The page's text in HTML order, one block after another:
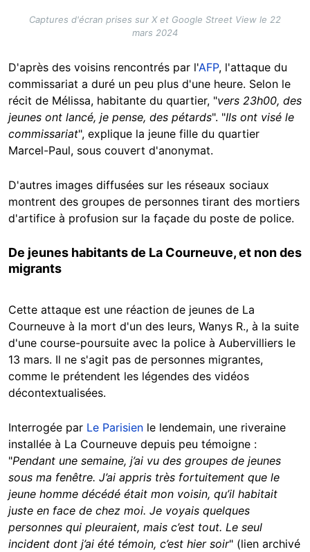
Captures d'écran prises sur X et Google Street View le 22
mars 2024
D'après des voisins rencontrés par l'AFP, l'attaque du
commissariat a duré un peu plus d'une heure. Selon le
récit de Mélissa, habitante du quartier, "vers 23h00, des
jeunes ont lancé, je pense, des pétards". "Ils ont visé le
commissariat", explique la jeune fille du quartier
Marcel-Paul, sous couvert d'anonymat.
D'autres images diffusées sur les réseaux sociaux
montrent des groupes de personnes tirant des mortiers
d'artifice à profusion sur la façade du poste de police.
De jeunes habitants de La Courneuve, et non des
migrants
Cette attaque est une réaction de jeunes de La
Courneuve à la mort d'un des leurs, Wanys R., à la suite
d'une course-poursuite avec la police à Aubervilliers le
13 mars. Il ne s'agit pas de personnes migrantes,
comme le prétendent les légendes des vidéos
décontextualisées.
Interrogée par Le Parisien le lendemain, une riveraine
installée à La Courneuve depuis peu témoigne :
"Pendant une semaine, j’ai vu des groupes de jeunes
sous ma fenêtre. J’ai appris très fortuitement que le
jeune homme décédé était mon voisin, qu’il habitait
juste en face de chez moi. Je voyais quelques
personnes qui pleuraient, mais c’est tout. Le seul
incident dont j’ai été témoin, c’est hier soir" (lien archivé